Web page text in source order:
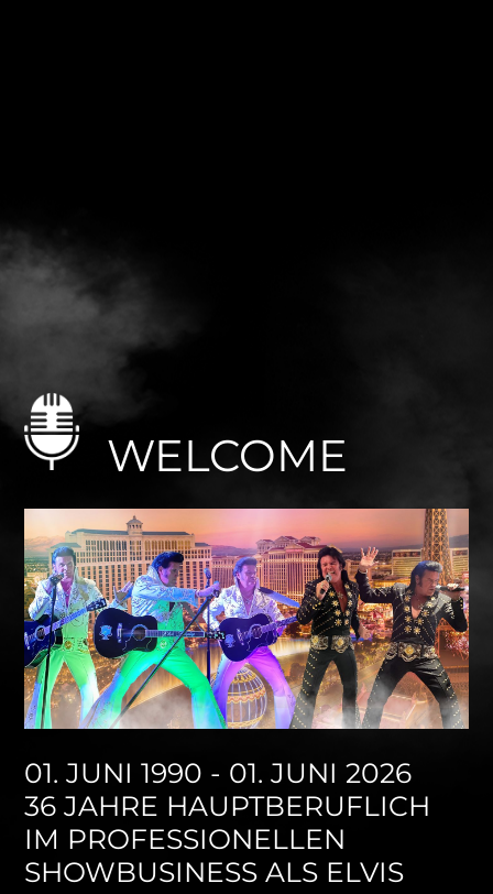
WELCOME
01. JUNI 1990 - 01. JUNI 2026
36 JAHRE HAUPTBERUFLICH
IM PROFESSIONELLEN
SHOWBUSINESS ALS ELVIS